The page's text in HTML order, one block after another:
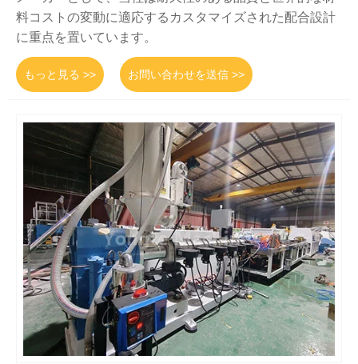
料コストの変動に適応するカスタマイズされた配合設計
に重点を置いています。
もっと見る >> お問い合わせを送信 >>